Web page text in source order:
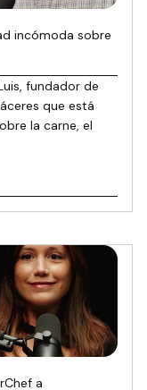
incómoda sobre
fundador de
que está
la carne, el
a